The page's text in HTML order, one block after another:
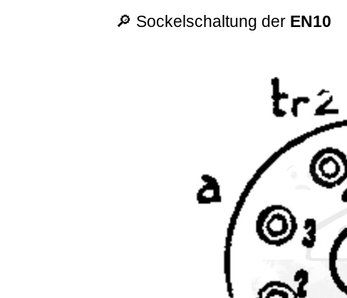
🔎 Sockelschaltung der EN10